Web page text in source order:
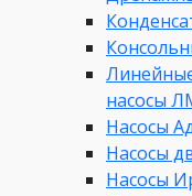
насосы
Насосы
Насосы
Насосы